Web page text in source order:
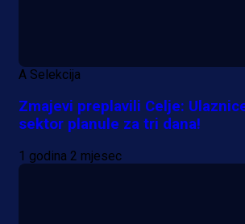
A Selekcija
Zmajevi preplavili Celje:
sektor planule za tri dana!
1 godina 2 mjesec